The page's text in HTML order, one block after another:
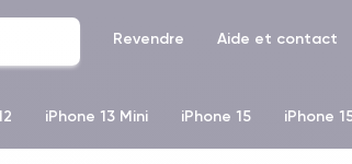
Revendre Aide et contact
iPhone 13 Mini iPhone 15 iPhone